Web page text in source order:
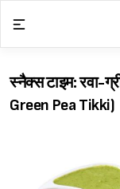
content
स्नैक्स टाइम: रवा-
Green Pea Tikki)